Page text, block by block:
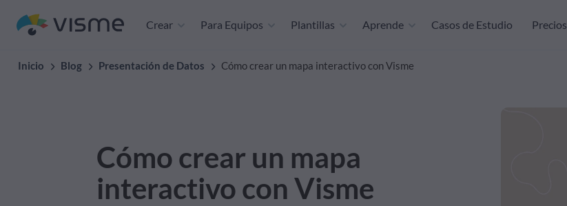
Crear Para Equipos Plantillas Aprende Casos de Estudio Precios
Inicio Blog Presentación de Datos Cómo crear un mapa interactivo con Visme
Cómo crear un mapa
interactivo con Visme